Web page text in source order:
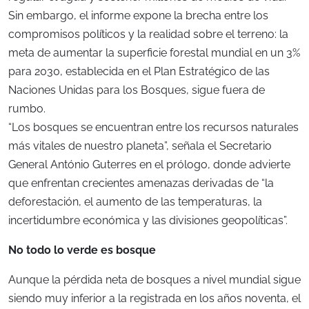
Sin embargo, el informe expone la brecha entre los
compromisos políticos y la realidad sobre el terreno: la
meta de aumentar la superficie forestal mundial en un 3%
para 2030, establecida en el Plan Estratégico de las
Naciones Unidas para los Bosques, sigue fuera de
rumbo.
“Los bosques se encuentran entre los recursos naturales
más vitales de nuestro planeta”, señala el Secretario
General António Guterres en el prólogo, donde advierte
que enfrentan crecientes amenazas derivadas de “la
deforestación, el aumento de las temperaturas, la
incertidumbre económica y las divisiones geopolíticas”.
No todo lo verde es bosque
Aunque la pérdida neta de bosques a nivel mundial sigue
siendo muy inferior a la registrada en los años noventa, el